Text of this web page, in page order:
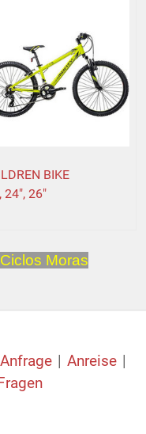
BIKE
24", 26"
Moras
Anfrage | Anreise |